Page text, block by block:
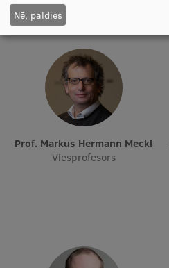
Pētniecības datu pārvaldība
RSU zinātnes portāls
Zinātnes ietekme
Pētniecības platformas
Doktorantūras skola
Pētniecības pakalpojumi
Pētniecības projekti
Zinātniskās konferences
Prof. Markus Hermann Meckl
Viesprofesors
Nē, paldies